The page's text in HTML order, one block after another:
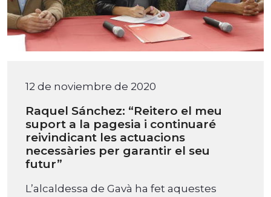
12 de noviembre de 2020
Raquel Sánchez: “Reitero el meu
suport a la pagesia i continuaré
reivindicant les actuacions
necessàries per garantir el seu
futur”
L’alcaldessa de Gavà ha fet aquestes